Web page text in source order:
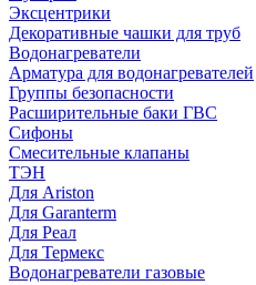
Эксцентрики
Декоративные чашки для труб
Водонагреватели
Арматура для водонагревателей
Группы безопасности
Расширительные баки ГВС
Сифоны
Смесительные клапаны
ТЭН
Для Ariston
Для Garanterm
Для Реал
Для Термекс
Водонагреватели газовые